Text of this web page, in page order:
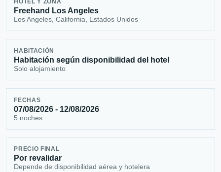
HOTEL Y ZONA
Freehand Los Angeles
Los Angeles, California, Estados Unidos
HABITACIÓN
Habitación según disponibilidad del hotel
Solo alojamiento
FECHAS
07/08/2026 - 12/08/2026
5 noches
PRECIO FINAL
Por revalidar
Depende de disponibilidad aérea y hotelera